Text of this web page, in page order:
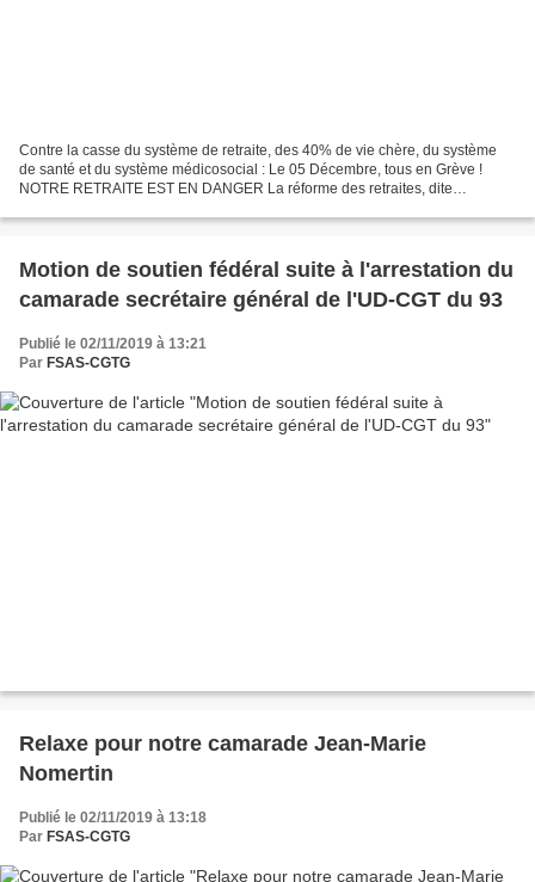
Contre la casse du système de retraite, des 40% de vie chère, du système
de santé et du système médicosocial : Le 05 Décembre, tous en Grève !
NOTRE RETRAITE EST EN DANGER La réforme des retraites, dite
Motion de soutien fédéral suite à l'arrestation du
camarade secrétaire général de l'UD-CGT du 93
Publié le 02/11/2019 à 13:21
Par FSAS-CGTG
Relaxe pour notre camarade Jean-Marie
Nomertin
Publié le 02/11/2019 à 13:18
Par FSAS-CGTG